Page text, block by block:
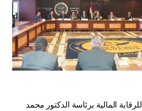
المالية برئاسة الدكتور محمد